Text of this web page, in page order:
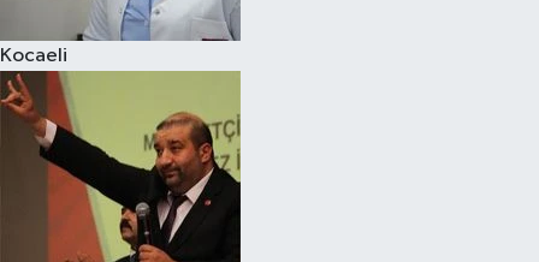
Kocaeli
Son Dakika Haberleri
Haber Arşivi